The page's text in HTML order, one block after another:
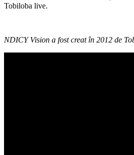
Tobiloba live.
NDICY Vision a fost creat în 2012 de